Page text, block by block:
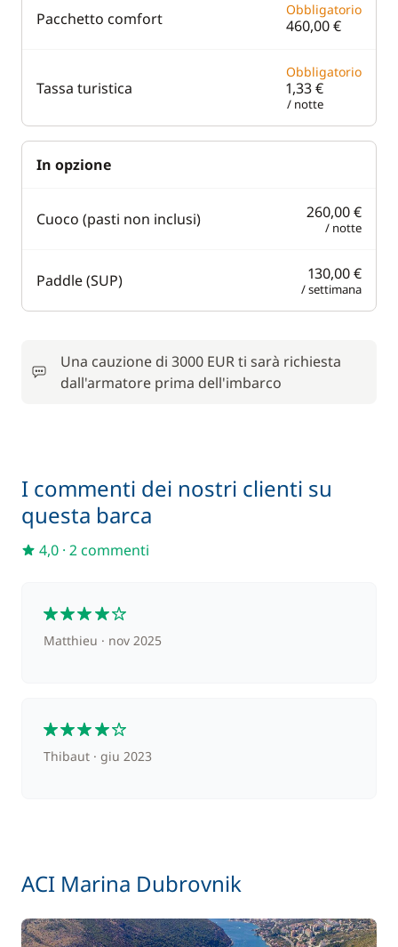
Pacchetto comfort Obbligatorio
460,00 €
Tassa turistica
Obbligatorio
1,33 €
/ notte
In opzione
Cuoco (pasti non inclusi) 260,00 €
/ notte
Paddle (SUP) 130,00 €
/ settimana
Una cauzione di 3000 EUR ti sarà richiesta
dall'armatore prima dell'imbarco
I commenti dei nostri clienti su
questa barca
4,0 · 2 commenti
Matthieu nov 2025
Thibaut giu 2023
ACI Marina Dubrovnik